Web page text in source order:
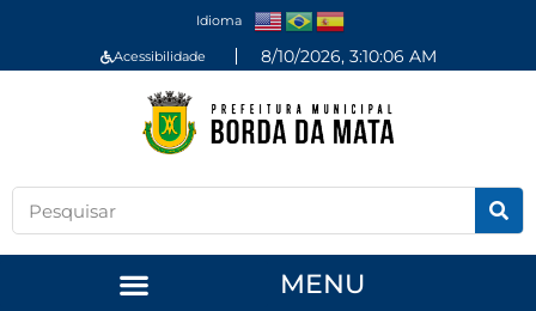
Idioma
Acessibilidade 8/10/2026, 3:10:06 AM
MENU